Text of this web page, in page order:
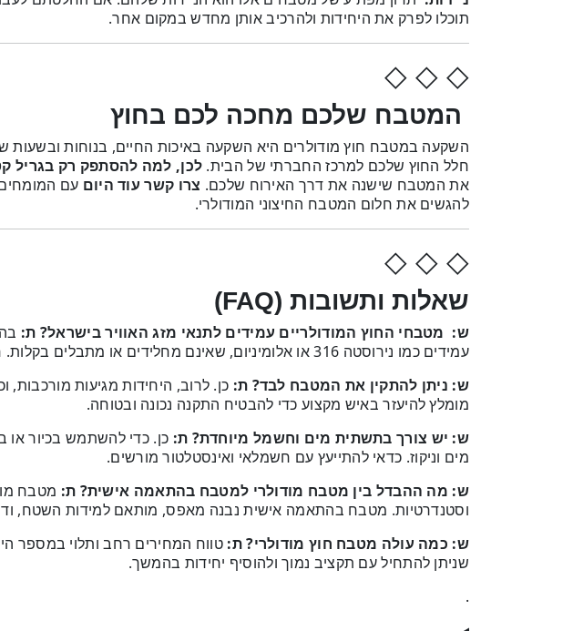
תוכלו לפרק את היחידות ולהרכיב אותן מחדש במקום אחר.
◇ ◇ ◇
המטבח שלכם מחכה לכם בחוץ
השקעה במטבח חוץ מודולרים היא השקעה באיכות החיים, בנוחות ובשעות
חלל החוץ שלכם למרכז החברתי של הבית. לכן, למה להסתפק רק בגריל
את המטבח שישנה את דרך האירוח שלכם. צרו קשר עוד היום עם המומחים
להגשים את חלום המטבח החיצוני המודולרי.
◇ ◇ ◇
שאלות ותשובות (FAQ)
ש: מטבחי החוץ המודולריים עמידים לתנאי מזג האוויר בישראל? ת:
עמידים כמו נירוסטה 316 או אלומיניום, שאינם מחלידים או מתבלים בקלות. חשוב לוודא אחריות היצרן.
ש: ניתן להתקין את המטבח לבד? ת: כן. לרוב, היחידות מגיעות
מומלץ להיעזר באיש מקצוע כדי להבטיח התקנה נכונה ובטוחה.
ש: יש צורך בתשתית מים וחשמל מיוחדת? ת: כן. כדי להשתמש בכיור או
מים וניקוז. כדאי להתייעץ עם חשמלאי ואינסטלטור מורשים.
ש: מה ההבדל בין מטבח מודולרי למטבח בהתאמה אישית? ת: מטבח
וסטנדרטיות. מטבח בהתאמה אישית נבנה מאפס, מותאם למידות השטח,
ש: כמה עולה מטבח חוץ מודולרי?ת: טווח המחירים רחב ותלוי במספר
שניתן להתחיל עם תקציב נמוך ולהוסיף יחידות בהמשך.
.